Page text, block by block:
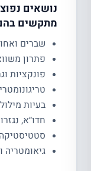
נושאים
מתקשים
שברים
פתרון
פונקציות
בעיות
חדו״א,
גיאומטריה